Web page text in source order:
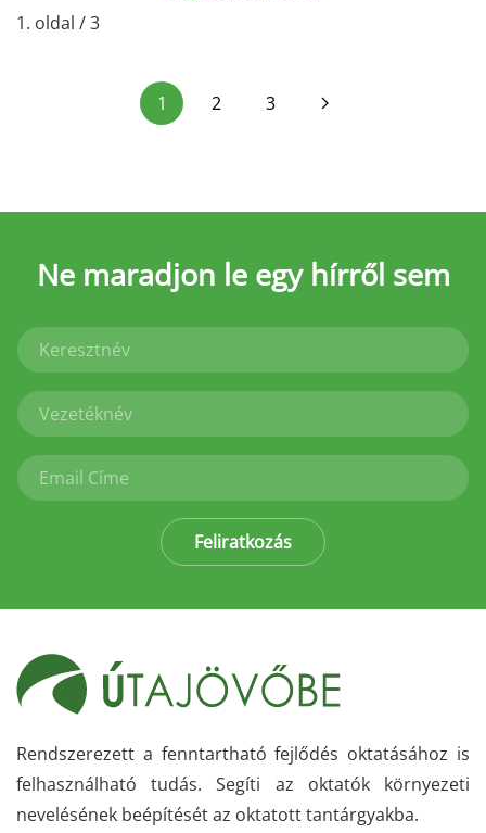
1. oldal / 3
1 2 3
Ne maradjon le egy hírről sem
Feliratkozás
Rendszerezett a fenntartható fejlődés oktatásához is
felhasználható tudás. Segíti az oktatók környezeti
nevelésének beépítését az oktatott tantárgyakba.